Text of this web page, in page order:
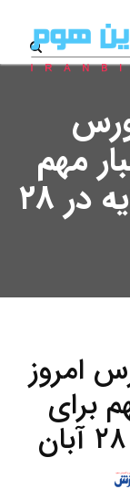
مهم
برای فعالان بازارسرمایه در ۲۸
امروز
برای